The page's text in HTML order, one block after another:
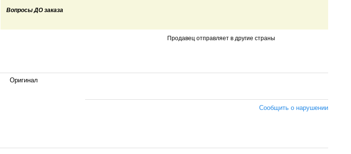
Вопросы ДО заказа
Продавец отправляет в другие страны
Оригинал
Сообщить о нарушении